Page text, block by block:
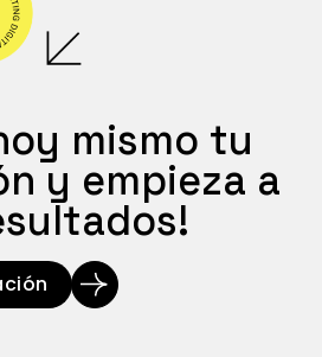
mismo tu
y empieza a